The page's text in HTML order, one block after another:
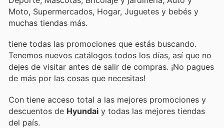
Moto, Supermercados, Hogar, Juguetes y bebés y
muchas tiendas más.
tiene todas las promociones que estás buscando.
Tenemos nuevos catálogos todos los días, así que no
dejes de visitar antes de salir de compras. ¡No pagues
de más por las cosas que necesitas!
Con tiene acceso total a las mejores promociones y
descuentos de Hyundai y todas las mejores tiendas
del país.